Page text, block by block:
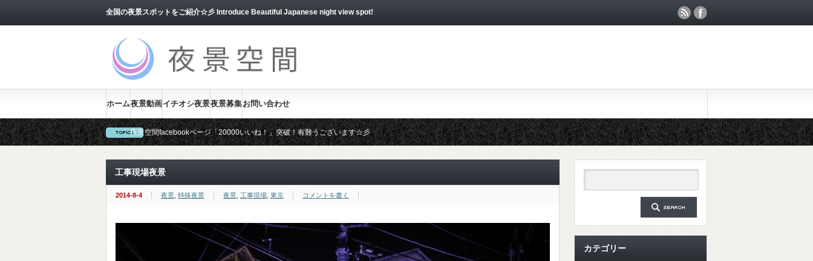
全国の夜景スポットをご紹介☆彡 Introduce Beautiful Japanese night view spot!
ホーム夜景動画イチオシ夜景夜景募集お問い合わせ
夜景空間facebookページ「20000いいね！」突破！有難うございます☆彡
当サイトでは、ユーザー様からの夜景を随時募集しております。ジャンジャン応募くださいませ☆彡
工事現場夜景
2014-8-4 夜景 特殊夜景 夜景 工事現場 東京 コメントを書く
カテゴリー